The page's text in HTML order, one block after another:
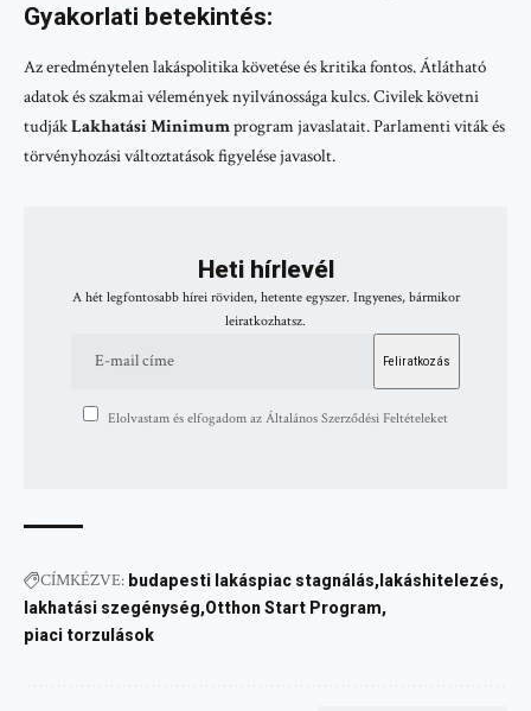
Gyakorlati betekintés:
Az eredménytelen lakáspolitika követése és kritika fontos. Átlátható
adatok és szakmai vélemények nyilvánossága kulcs. Civilek követni
tudjákLakhatási Minimumprogram javaslatait. Parlamenti viták és
törvényhozási változtatások figyelése javasolt.
Heti hírlevél
A hét legfontosabb hírei röviden, hetente egyszer. Ingyenes, bármikor
leiratkozhatsz.
Elolvastam és elfogadom az Általános Szerződési Feltételeket
CÍMKÉZVE: budapesti lakáspiac stagnálás
lakáshitelezés
lakhatási szegénység Otthon Start Program
piaci torzulások